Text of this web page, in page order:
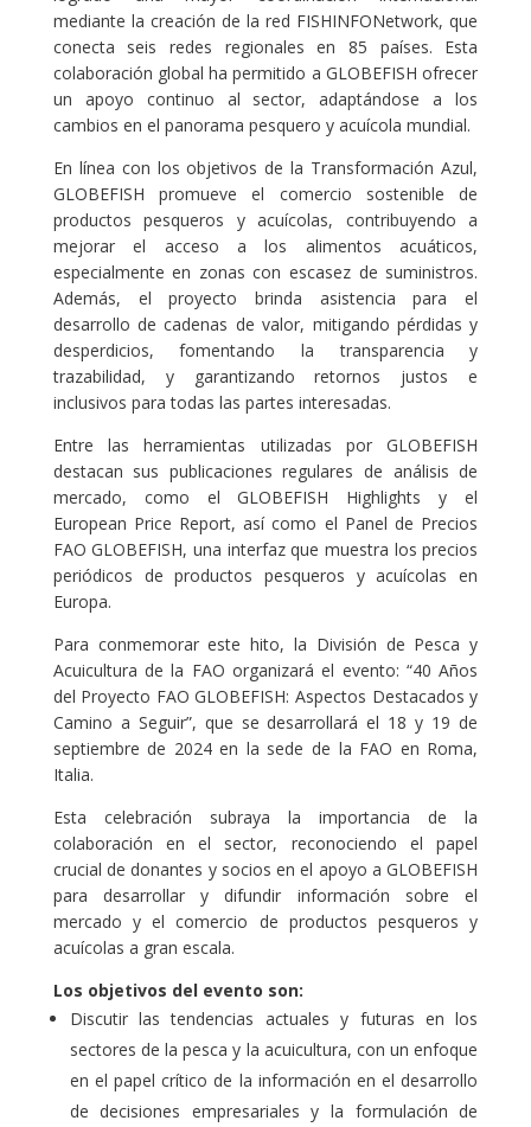
mediante la creación de la red FISHINFONetwork, que
conecta seis redes regionales en 85 países. Esta
colaboración global ha permitido a GLOBEFISH ofrecer
un apoyo continuo al sector, adaptándose a los
cambios en el panorama pesquero y acuícola mundial.
En línea con los objetivos de la Transformación Azul,
GLOBEFISH promueve el comercio sostenible de
productos pesqueros y acuícolas, contribuyendo a
mejorar el acceso a los alimentos acuáticos,
especialmente en zonas con escasez de suministros.
Además, el proyecto brinda asistencia para el
desarrollo de cadenas de valor, mitigando pérdidas y
desperdicios, fomentando la transparencia y
trazabilidad, y garantizando retornos justos e
inclusivos para todas las partes interesadas.
Entre las herramientas utilizadas por GLOBEFISH
destacan sus publicaciones regulares de análisis de
mercado, como el GLOBEFISH Highlights y el
European Price Report, así como el Panel de Precios
FAO GLOBEFISH, una interfaz que muestra los precios
periódicos de productos pesqueros y acuícolas en
Europa.
Para conmemorar este hito, la División de Pesca y
Acuicultura de la FAO organizará el evento: “40 Años
del Proyecto FAO GLOBEFISH: Aspectos Destacados y
Camino a Seguir”, que se desarrollará el 18 y 19 de
septiembre de 2024 en la sede de la FAO en Roma,
Italia.
Esta celebración subraya la importancia de la
colaboración en el sector, reconociendo el papel
crucial de donantes y socios en el apoyo a GLOBEFISH
para desarrollar y difundir información sobre el
mercado y el comercio de productos pesqueros y
acuícolas a gran escala.
Los objetivos del evento son:
Discutir las tendencias actuales y futuras en los
sectores de la pesca y la acuicultura, con un enfoque
en el papel crítico de la información en el desarrollo
de decisiones empresariales y la formulación de